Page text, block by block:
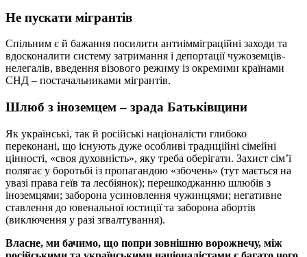
Не пускати мігрантів
Спільним є й бажання посилити антиімміграційні заходи та
вдосконалити систему затримання і депортації чужоземців-
нелегалів, введення візового режиму із окремими країнами
СНД – постачальниками мігрантів.
Шлюб з іноземцем – зрада Батьківщини
Як українські, так й російські націоналісти глибоко
переконані, що існують дуже особливі традиційні сімейні
цінності, «своя духовність», яку треба оберігати. Захист сім’ї
полягає у боротьбі із пропагандою «збочень» (тут мається на
увазі права геїв та лесбіянок); перешкоджанню шлюбів з
іноземцями; заборона усиновлення чужинцями; негативне
ставлення до ювенальної юстиції та заборона абортів
(виключення у разі зґвалтування).
Власне, ми бачимо, що попри зовнішню ворожнечу, між